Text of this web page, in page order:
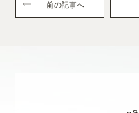
前の記事へ